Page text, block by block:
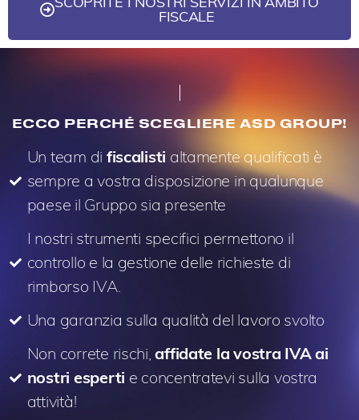
FISCALE
ECCO PERCHÉ SCEGLIERE ASD GROUP!
Un team di fiscalisti altamente qualificati è
sempre a vostra disposizione in qualunque
paese il Gruppo sia presente
I nostri strumenti specifici permettono il
controllo e la gestione delle richieste di
rimborso IVA.
Una garanzia sulla qualità del lavoro svolto
Non correte rischi,affidate la vostra IVA ai
nostri esperti e concentratevi sulla vostra
attività!